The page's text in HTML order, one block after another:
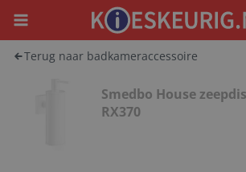
Menu
Terug naar badkameraccessoire
Smedbo House
RX370